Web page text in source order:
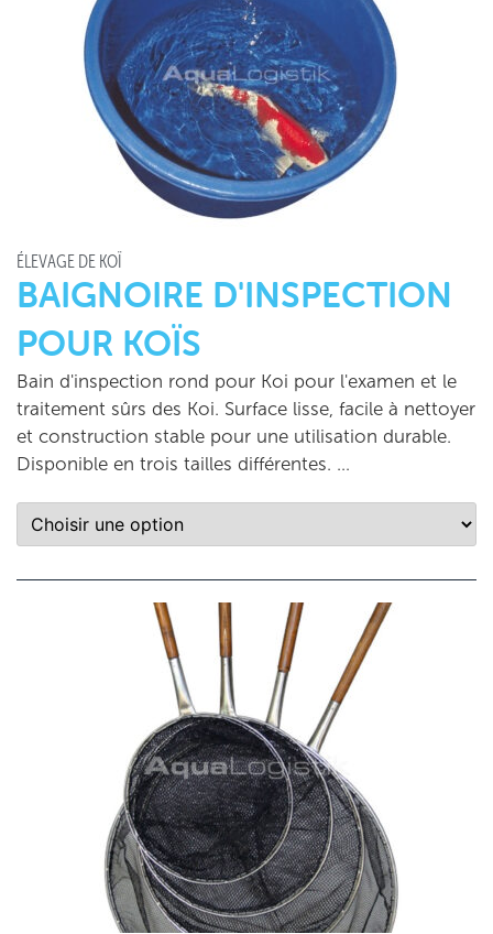
ÉLEVAGE DE KOÏ
BAIGNOIRE D'INSPECTION
POUR KOÏS
Bain d'inspection rond pour Koi pour l'examen et le
traitement sûrs des Koi. Surface lisse, facile à nettoyer
et construction stable pour une utilisation durable.
Disponible en trois tailles différentes. …